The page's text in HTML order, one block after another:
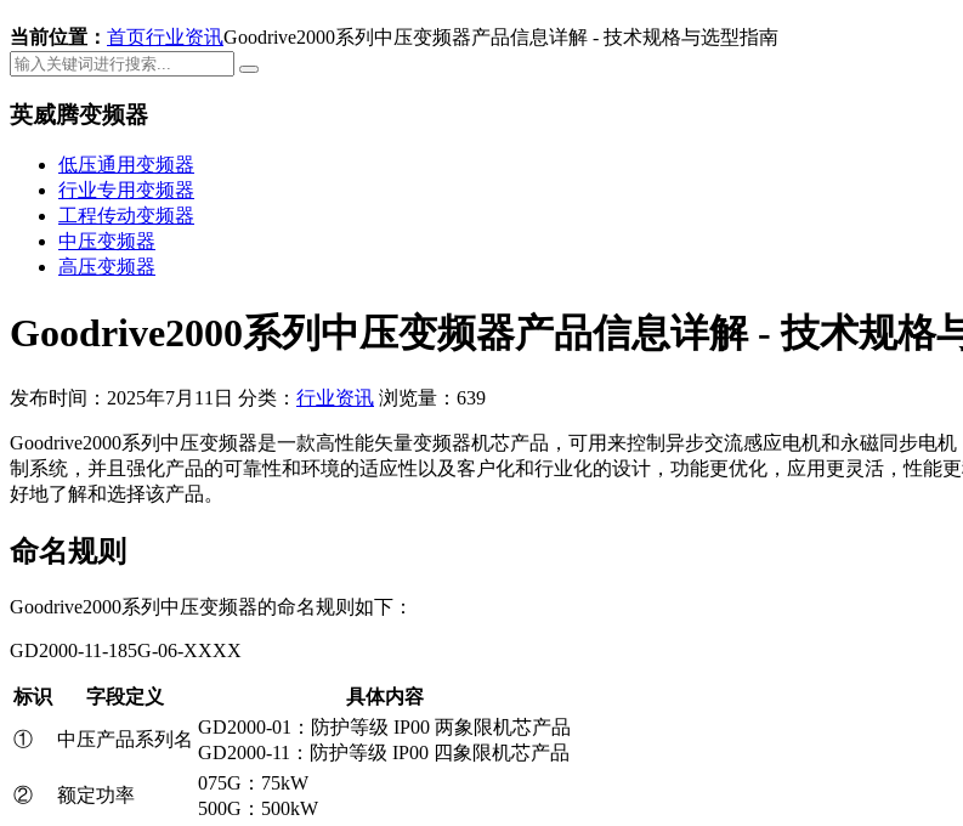
当前位置： 首页行业资讯Goodrive2000系列中压变频器产品信息详解 - 技术规格与选型指南
英威腾变频器
低压通用变频器
行业专用变频器
工程传动变频器
中压变频器
高压变频器
Goodrive2000系列中压变频器产品信息详解 - 技术规格
发布时间：2025年7月11日 分类： 行业资讯 浏览量：639
Goodrive2000系列中压变频器是一款高性能矢量变频器机芯产品，可用来控制异步交流感应电机和永磁同步电
制系统，并且强化产品的可靠性和环境的适应性以及客户化和行业化的设计，功能更优化，应用更灵活，性能
好地了解和选择该产品。
命名规则
Goodrive2000系列中压变频器的命名规则如下：
GD2000-11-185G-06-XXXX
标识 字段定义 具体内容
① 中压产品系列名
GD2000-01：防护等级 IP00 两象限机芯产品
GD2000-11：防护等级 IP00 四象限机芯产品
② 额定功率
075G：75kW
500G：500kW